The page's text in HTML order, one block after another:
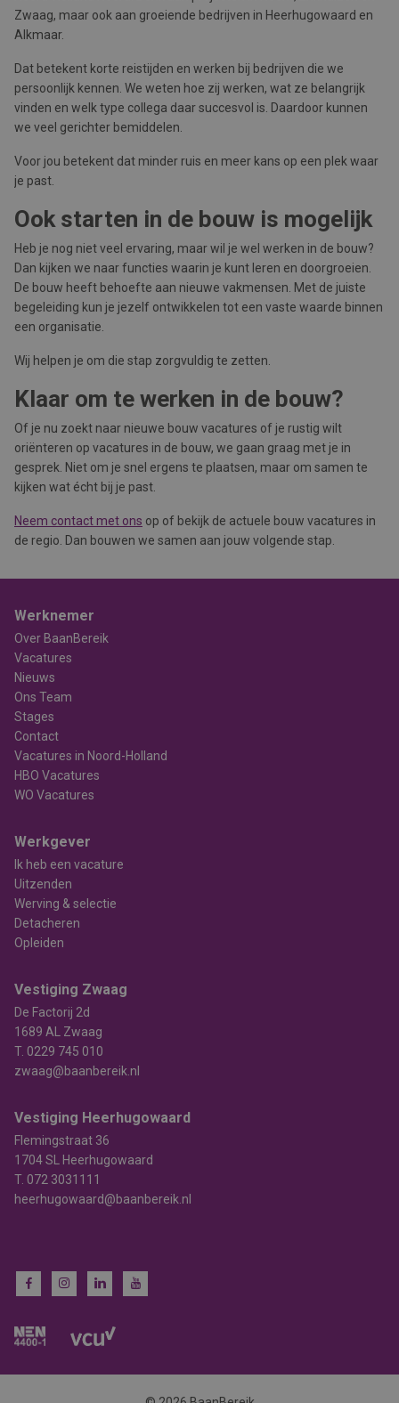
Zwaag, maar ook aan groeiende bedrijven in Heerhugowaard en
Alkmaar.
Dat betekent korte reistijden en werken bij bedrijven die we
persoonlijk kennen. We weten hoe zij werken, wat ze belangrijk
vinden en welk type collega daar succesvol is. Daardoor kunnen
we veel gerichter bemiddelen.
Voor jou betekent dat minder ruis en meer kans op een plek waar
je past.
Ook starten in de bouw is mogelijk
Heb je nog niet veel ervaring, maar wil je wel werken in de bouw?
Dan kijken we naar functies waarin je kunt leren en doorgroeien.
De bouw heeft behoefte aan nieuwe vakmensen. Met de juiste
begeleiding kun je jezelf ontwikkelen tot een vaste waarde binnen
een organisatie.
Wij helpen je om die stap zorgvuldig te zetten.
Klaar om te werken in de bouw?
Of je nu zoekt naar nieuwe bouw vacatures of je rustig wilt
oriënteren op vacatures in de bouw, we gaan graag met je in
gesprek. Niet om je snel ergens te plaatsen, maar om samen te
kijken wat écht bij je past.
Neem contact met ons op of bekijk de actuele bouw vacatures in
de regio. Dan bouwen we samen aan jouw volgende stap.
Werknemer
Over BaanBereik
Vacatures
Nieuws
Ons Team
Stages
Contact
Vacatures in Noord-Holland
HBO Vacatures
WO Vacatures
Werkgever
Ik heb een vacature
Uitzenden
Werving & selectie
Detacheren
Opleiden
Vestiging Zwaag
De Factorij 2d
1689 AL Zwaag
T. 0229 745 010
zwaag@baanbereik.nl
Vestiging Heerhugowaard
Flemingstraat 36
1704 SL Heerhugowaard
T. 072 3031111
heerhugowaard@baanbereik.nl